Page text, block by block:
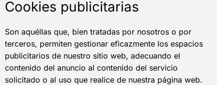
Cookies publicitarias
Son aquéllas que, bien tratadas por nosotros o por
terceros, permiten gestionar eficazmente los espacios
publicitarios de nuestro sitio web, adecuando el
contenido del anuncio al contenido del servicio
solicitado o al uso que realice de nuestra página web.